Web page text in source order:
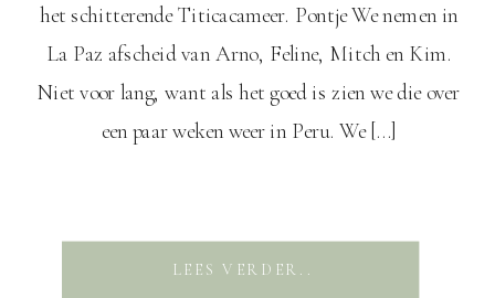
het schitterende Titicacameer. Pontje We nemen in
La Paz afscheid van Arno, Feline, Mitch en Kim.
Niet voor lang, want als het goed is zien we die over
een paar weken weer in Peru. We […]
LEES VERDER..